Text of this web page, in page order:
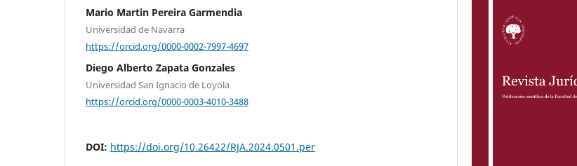
Mario Martin Pereira Garmendia
Universidad de Navarra
https://orcid.org/0000-0002-7997-4697
Diego Alberto Zapata Gonzales
Universidad San Ignacio de Loyola
https://orcid.org/0000-0003-4010-3488
DOI: https://doi.org/10.26422/RJA.2024.0501.per